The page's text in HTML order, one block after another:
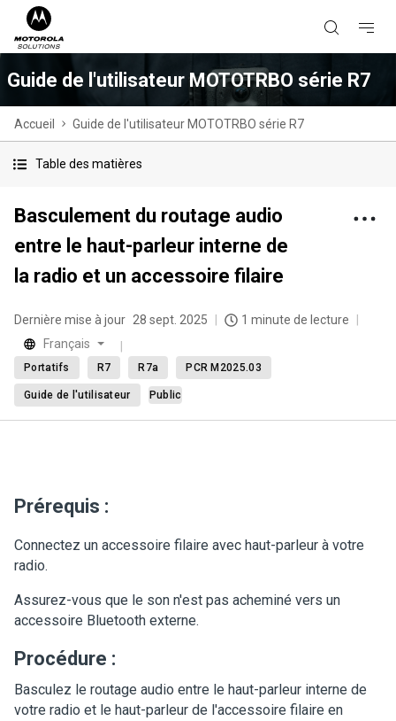
Guide de l'utilisateur MOTOTRBO série R7
Accueil Guide de l'utilisateur MOTOTRBO série R7
Table des matières
Basculement du routage audio
entre le haut-parleur interne de
la radio et un accessoire filaire
Dernière mise à jour 28 sept. 2025
1 minute de lecture
Français
Portatifs R7 R7a PCR M2025.03
Guide de l'utilisateur Public
Prérequis :
Connectez un accessoire filaire avec haut-parleur à votre
radio.
Assurez-vous que le son n'est pas acheminé vers un
accessoire Bluetooth externe.
Procédure :
Basculez le routage audio entre le haut-parleur interne de
votre radio et le haut-parleur de l'accessoire filaire en